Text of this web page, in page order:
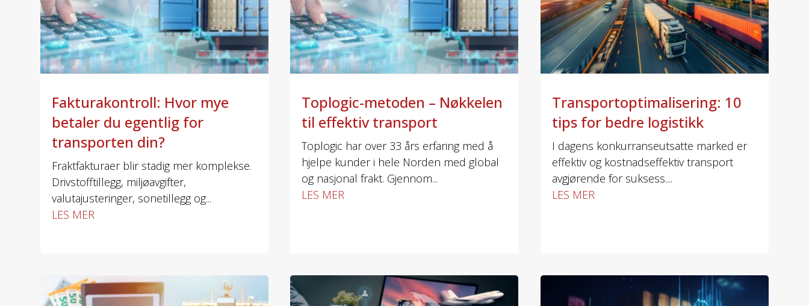
Fakturakontroll: Hvor mye
betaler du egentlig for
transporten din?
Fraktfakturaer blir stadig mer komplekse.
Drivstofftillegg, miljøavgifter,
valutajusteringer, sonetillegg og...
LES MER
Toplogic-metoden – Nøkkelen
til effektiv transport
Toplogic har over 33 års erfaring med å
hjelpe kunder i hele Norden med global
og nasjonal frakt. Gjennom...
LES MER
Transportoptimalisering: 10
tips for bedre logistikk
I dagens konkurranseutsatte marked er
effektiv og kostnadseffektiv transport
avgjørende for suksess....
LES MER